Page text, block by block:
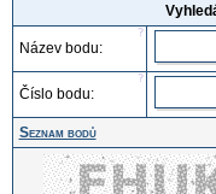
Název bodu:
Číslo bodu:
Seznam bodů